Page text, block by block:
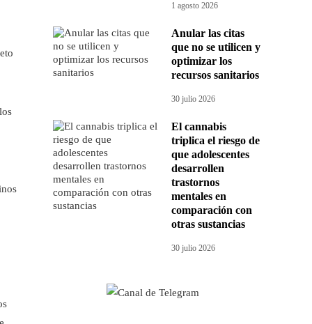
1 agosto 2026
Anular las citas
que no se utilicen y
optimizar los
recursos sanitarios
30 julio 2026
El cannabis
triplica el riesgo de
que adolescentes
desarrollen
trastornos
mentales en
comparación con
otras sustancias
30 julio 2026